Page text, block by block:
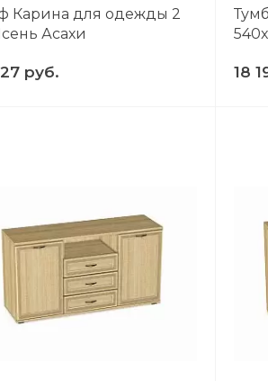
Карина для одежды 2
Асахи
руб. 18